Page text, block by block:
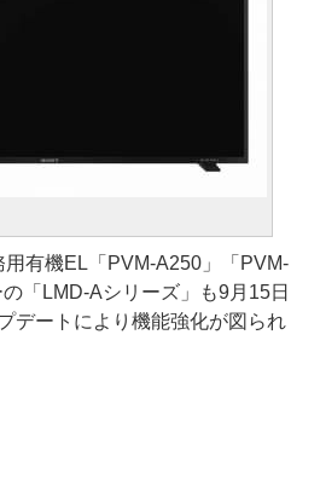
有機EL「PVM-A250」「PVM-
「LMD-Aシリーズ」も9月15日
デートにより機能強化が図られ